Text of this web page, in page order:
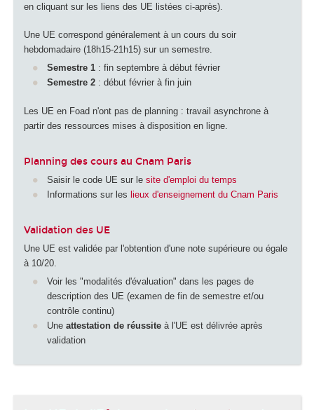
en cliquant sur les liens des UE listées ci-après).
Une UE correspond généralement à un cours du soir
hebdomadaire (18h15-21h15) sur un semestre.
Semestre 1: fin septembre à début février
Semestre 2: début février à fin juin
Les UE en Foad n'ont pas de planning : travail asynchrone à
partir des ressources mises à disposition en ligne.
Planning des cours au Cnam Paris
Saisir le code UE sur le site d'emploi du temps
Informations sur les lieux d'enseignement du Cnam Paris
Validation des UE
Une UE est validée par l'obtention d'une note supérieure ou égale
à 10/20.
Voir les "modalités d'évaluation" dans les pages de
description des UE (examen de fin de semestre et/ou
contrôle continu)
Une attestation de réussiteà l'UE est délivrée après
validation